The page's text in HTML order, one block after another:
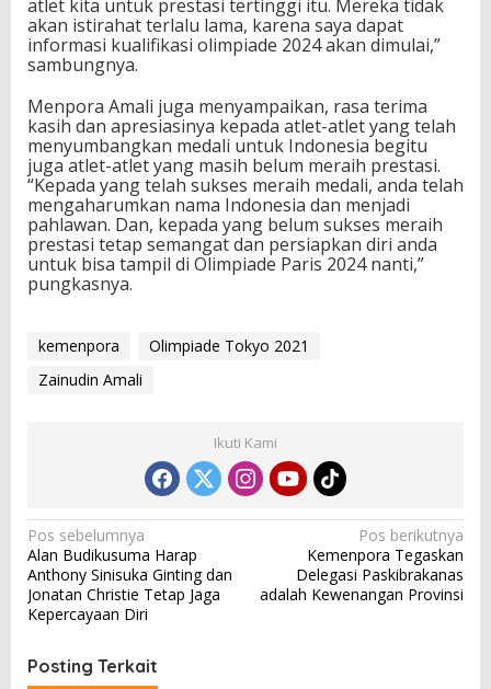
atlet kita untuk prestasi tertinggi itu. Mereka tidak
akan istirahat terlalu lama, karena saya dapat
informasi kualifikasi olimpiade 2024 akan dimulai,”
sambungnya.
Menpora Amali juga menyampaikan, rasa terima
kasih dan apresiasinya kepada atlet-atlet yang telah
menyumbangkan medali untuk Indonesia begitu
juga atlet-atlet yang masih belum meraih prestasi.
“Kepada yang telah sukses meraih medali, anda telah
mengaharumkan nama Indonesia dan menjadi
pahlawan. Dan, kepada yang belum sukses meraih
prestasi tetap semangat dan persiapkan diri anda
untuk bisa tampil di Olimpiade Paris 2024 nanti,”
pungkasnya.
kemenpora
Olimpiade Tokyo 2021
Zainudin Amali
Ikuti Kami
N
a
v
i
g
Pos sebelumnya
Alan Budikusuma Harap
Anthony Sinisuka Ginting dan
Jonatan Christie Tetap Jaga
Kepercayaan Diri
Pos berikutnya
Kemenpora Tegaskan
Delegasi Paskibrakanas
adalah Kewenangan Provinsi
Posting Terkait